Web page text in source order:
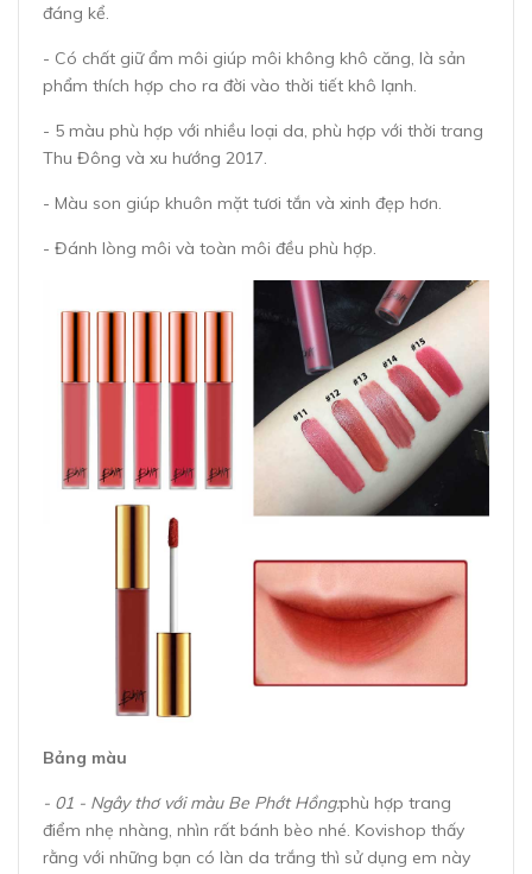
đáng kể.
- Có chất giữ ẩm môi giúp môi không khô căng, là sản
phẩm thích hợp cho ra đời vào thời tiết khô lạnh.
- 5 màu phù hợp với nhiều loại da, phù hợp với thời trang
Thu Đông và xu hướng 2017.
- Màu son giúp khuôn mặt tươi tắn và xinh đẹp hơn.
- Đánh lòng môi và toàn môi đều phù hợp.
Bảng màu
- 01 - Ngây thơ với màu Be Phớt Hồng:phù hợp trang
điểm nhẹ nhàng, nhìn rất bánh bèo nhé. Kovishop thấy
rằng với những bạn có làn da trắng thì sử dụng em này